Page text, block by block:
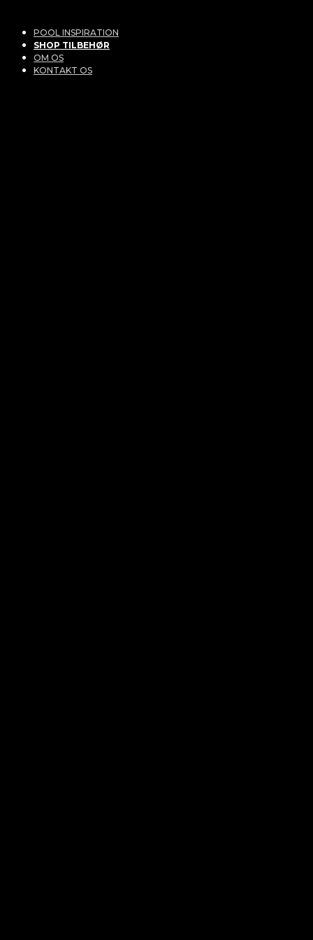
POOL INSPIRATION
SHOP TILBEHØR
OM OS
KONTAKT OS